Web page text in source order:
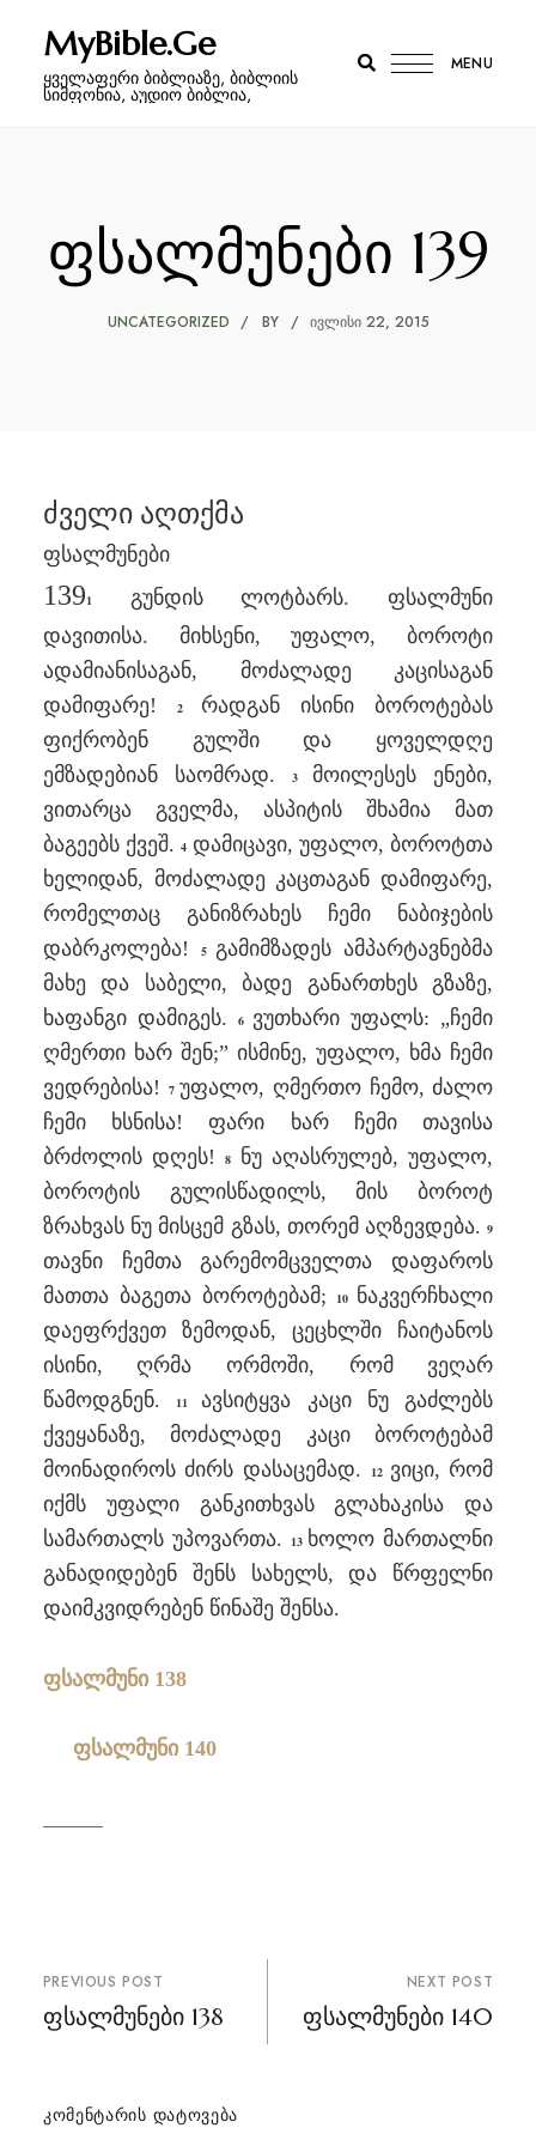
MyBible.Ge
ყველაფერი ბიბლიაზე, ბიბლიის
სიმფონია, აუდიო ბიბლია,
MENU
ფსალმუნები 139
UNCATEGORIZED BY ᲘᲕᲚᲘᲡᲘ 22, 2015
ძველი აღთქმა
ფსალმუნები
1391
გუნდის ლოტბარს. ფსალმუნი
დავითისა. მიხსენი, უფალო, ბოროტი
ადამიანისაგან, მოძალადე კაცისაგან
დამიფარე!
2 რადგან ისინი ბოროტებას
ფიქრობენ გულში და ყოველდღე
ემზადებიან საომრად.
3 მოილესეს ენები,
ვითარცა გველმა, ასპიტის შხამია მათ
ბაგეებს ქვეშ. 4დამიცავი, უფალო, ბოროტთა
ხელიდან, მოძალადე კაცთაგან დამიფარე,
რომელთაც განიზრახეს ჩემი ნაბიჯების
დაბრკოლება!
5გამიმზადეს ამპარტავნებმა
მახე და საბელი, ბადე განართხეს გზაზე,
ხაფანგი დამიგეს.
6 ვუთხარი უფალს: „ჩემი
ღმერთი ხარ შენ;” ისმინე, უფალო, ხმა ჩემი
ვედრებისა!
7უფალო, ღმერთო ჩემო, ძალო
ჩემი ხსნისა! ფარი ხარ ჩემი თავისა
ბრძოლის დღეს!
8ნუ აღასრულებ, უფალო,
ბოროტის გულისწადილს, მის ბოროტ
ზრახვას ნუ მისცემ გზას, თორემ აღზევდება.9
თავნი ჩემთა გარემომცველთა დაფაროს
მათთა ბაგეთა ბოროტებამ;
10 ნაკვერჩხალი
დაეფრქვეთ ზემოდან, ცეცხლში ჩაიტანოს
ისინი, ღრმა ორმოში, რომ ვეღარ
წამოდგნენ.
11 ავსიტყვა კაცი ნუ გაძლებს
ქვეყანაზე, მოძალადე კაცი ბოროტებამ
მოინადიროს ძირს დასაცემად.
12 ვიცი, რომ
იქმს უფალი განკითხვას გლახაკისა და
სამართალს უპოვართა.
13 ხოლო მართალნი
განადიდებენ შენს სახელს, და წრფელნი
დაიმკვიდრებენ წინაშე შენსა.
ფსალმუნი 138
ფსალმუნი 140
პოსტის
ნავიგაცია
PREVIOUS POST
ფსალმუნები 138
NEXT POST
ფსალმუნები 140
ᲙᲝᲛᲔᲜᲢᲐᲠᲘᲡ ᲓᲐᲢᲝᲕᲔᲑᲐ